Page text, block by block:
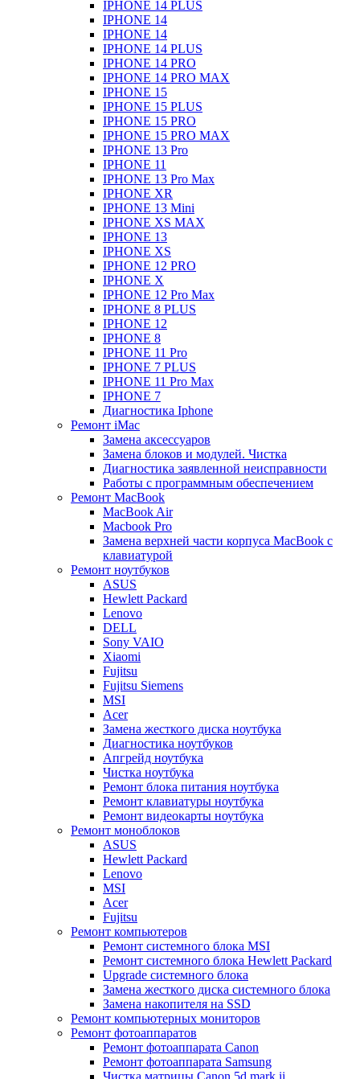
IPHONE 14 PLUS
IPHONE 14
IPHONE 14
IPHONE 14 PLUS
IPHONE 14 PRO
IPHONE 14 PRO MAX
IPHONE 15
IPHONE 15 PLUS
IPHONE 15 PRO
IPHONE 15 PRO MAX
IPHONE 13 Pro
IPHONE 11
IPHONE 13 Pro Max
IPHONE XR
IPHONE 13 Mini
IPHONE XS MAX
IPHONE 13
IPHONE XS
IPHONE 12 PRO
IPHONE X
IPHONE 12 Pro Max
IPHONE 8 PLUS
IPHONE 12
IPHONE 8
IPHONE 11 Pro
IPHONE 7 PLUS
IPHONE 11 Pro Max
IPHONE 7
Диагностика Iphone
Ремонт iMac
Замена аксессуаров
Замена блоков и модулей. Чистка
Диагностика заявленной неисправности
Работы с программным обеспечением
Ремонт MacBook
MacBook Air
Macbook Pro
Замена верхней части корпуса MacBook с
клавиатурой
Ремонт ноутбуков
ASUS
Hewlett Packard
Lenovo
DELL
Sony VAIO
Xiaomi
Fujitsu
Fujitsu Siemens
MSI
Acer
Замена жесткого диска ноутбука
Диагностика ноутбуков
Апгрейд ноутбука
Чистка ноутбука
Ремонт блока питания ноутбука
Ремонт клавиатуры ноутбука
Ремонт видеокарты ноутбука
Ремонт моноблоков
ASUS
Hewlett Packard
Lenovo
MSI
Acer
Fujitsu
Ремонт компьютеров
Ремонт системного блока MSI
Ремонт системного блока Hewlett Packard
Upgrade системного блока
Замена жесткого диска системного блока
Замена накопителя на SSD
Ремонт компьютерных мониторов
Ремонт фотоаппаратов
Ремонт фотоаппарата Canon
Ремонт фотоаппарата Samsung
Чистка матрицы Canon 5d mark ii